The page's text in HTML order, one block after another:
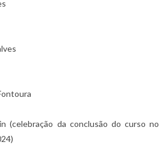
(celebração da conclusão do curso no